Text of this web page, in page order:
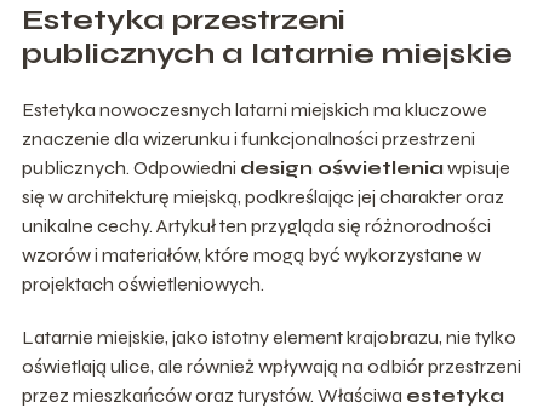
Estetyka przestrzeni
publicznych a latarnie miejskie
Estetyka nowoczesnych latarni miejskich ma kluczowe
znaczenie dla wizerunku i funkcjonalności przestrzeni
publicznych. Odpowiedni design oświetlenia wpisuje
się w architekturę miejską, podkreślając jej charakter oraz
unikalne cechy. Artykuł ten przygląda się różnorodności
wzorów i materiałów, które mogą być wykorzystane w
projektach oświetleniowych.
Latarnie miejskie, jako istotny element krajobrazu, nie tylko
oświetlają ulice, ale również wpływają na odbiór przestrzeni
przez mieszkańców oraz turystów. Właściwa estetyka